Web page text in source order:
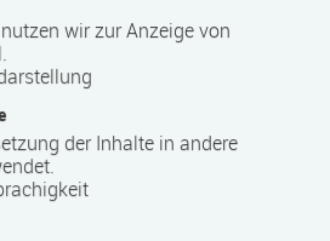
durch öffentliche Kostenträger
oder Jobcenter. Viele Angebote
und
zugelassen und
vielfältigen Bildungsangebot,
einer bundesweiten Präsenz
bei ihrer beruflichen
wir zur Anzeige von
der Inhalte in andere